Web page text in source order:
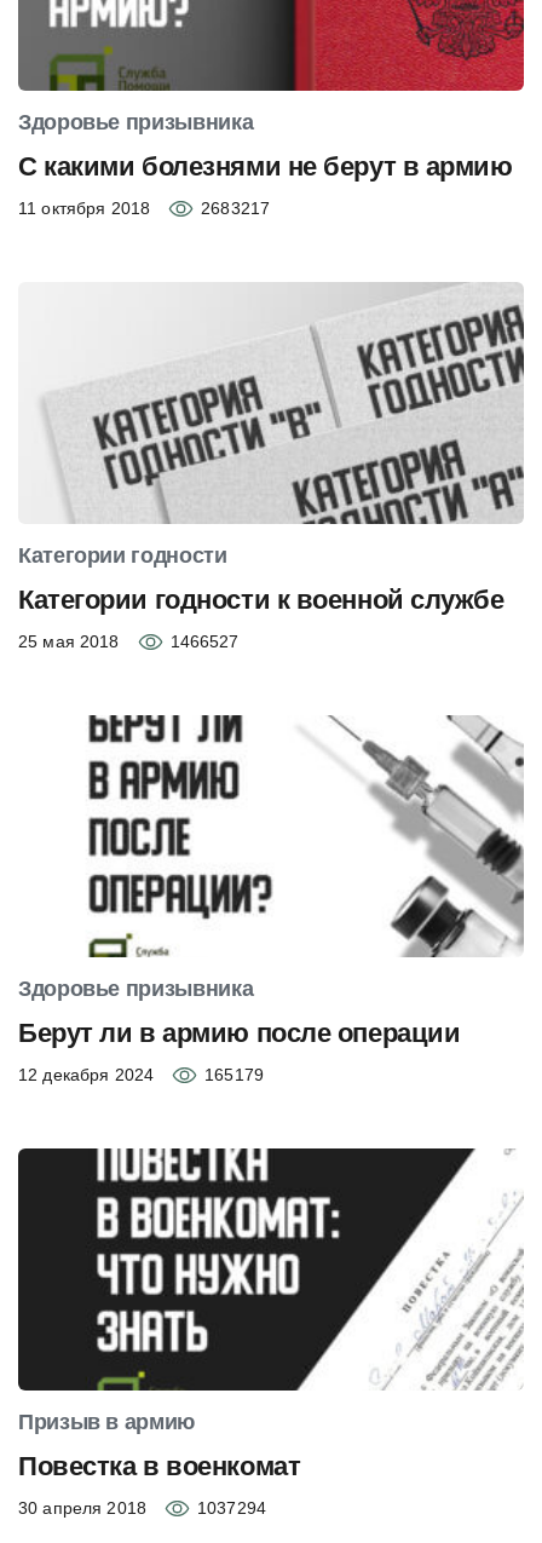
Здоровье призывника
С какими болезнями не берут в армию
11 октября 2018 2683217
Категории годности
Категории годности к военной службе
25 мая 2018 1466527
Здоровье призывника
Берут ли в армию после операции
12 декабря 2024 165179
Призыв в армию
Повестка в военкомат
30 апреля 2018 1037294